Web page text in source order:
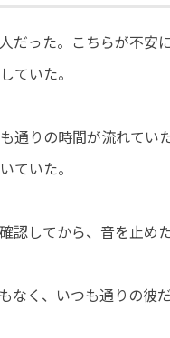
だった。こちらが不安
ていた。
通りの時間が流れていた
ていた。
認してから、音を止めた
く、いつも通りの彼だ